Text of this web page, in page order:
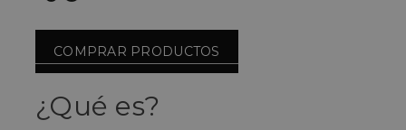
COMPRAR PRODUCTOS
¿Qué es?